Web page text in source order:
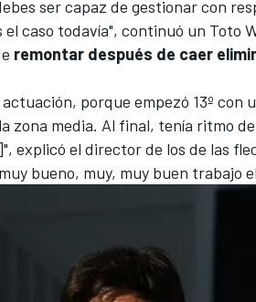
ser capaz de gestionar con
el caso todavía", continuó un Toto
remontar después de caer
porque empezó 13º con
zona media. Al final, tenía ritmo
explicó el director de los de las
bueno, muy, muy buen trabajo